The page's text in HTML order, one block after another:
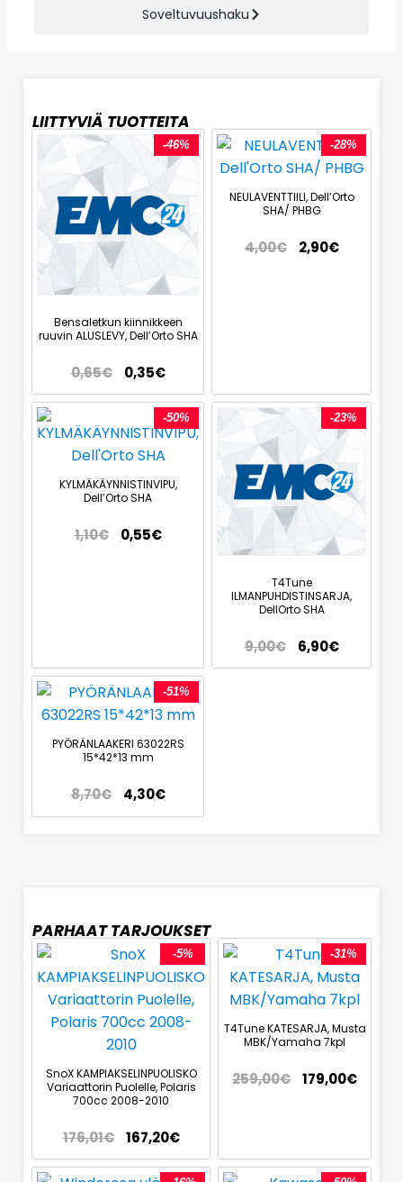
Soveltuvuushaku
LIITTYVIÄ TUOTTEITA
-46%
Bensaletkun kiinnikkeen
ruuvin ALUSLEVY, Dell’Orto SHA
0,65€ 0,35€
-28%
NEULAVENTTIILI, Dell’Orto
SHA/ PHBG
4,00€ 2,90€
-50%
KYLMÄKÄYNNISTINVIPU,
Dell’Orto SHA
1,10€ 0,55€
-23%
T4Tune
ILMANPUHDISTINSARJA,
DellOrto SHA
9,00€ 6,90€
-51%
PYÖRÄNLAAKERI 63022RS
15*42*13 mm
8,70€ 4,30€
PARHAAT TARJOUKSET
-5%
SnoX KAMPIAKSELINPUOLISKO
Variaattorin Puolelle, Polaris
700cc 2008-2010
176,01€ 167,20€
-31%
T4Tune KATESARJA, Musta
MBK/Yamaha 7kpl
259,00€ 179,00€